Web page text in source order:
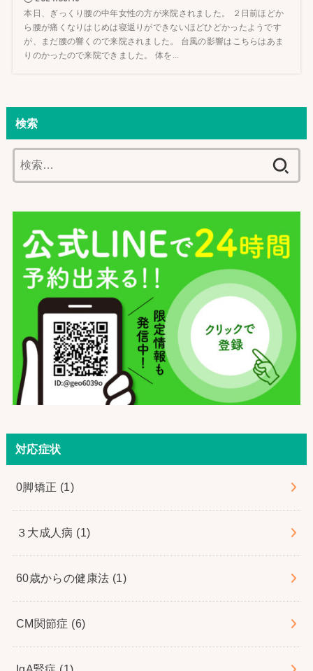
本日、ぎっくり腰の中年女性の方が来院されました。 ２日前ほどか
ら腰が痛くなりはじめは寝返りができないほどひどかったようです
が、まだ腰の響くので来院されました。 台風の影響はこちらはあま
りのかったので来院できました。 体を...
検索
索:
対応症状
0脚矯正 (1)
３大成人病 (1)
60歳からの健康法 (1)
CM関節症 (6)